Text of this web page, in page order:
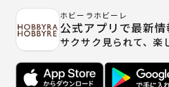
ホビーラホビーレ
公式アプリで最新情
サクサク見られて、楽